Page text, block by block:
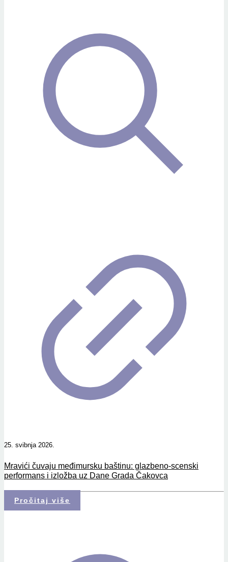
25. svibnja 2026.
Mravići čuvaju međimursku baštinu: glazbeno-scenski
performans i izložba uz Dane Grada Čakovca
Pročitaj više